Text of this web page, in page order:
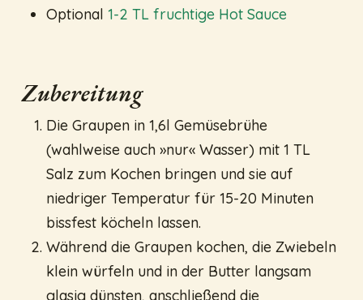
Optional 1-2 TL fruchtige Hot Sauce
Zubereitung
Die Graupen in 1,6l Gemüsebrühe
(wahlweise auch »nur« Wasser) mit 1 TL
Salz zum Kochen bringen und sie auf
niedriger Temperatur für 15-20 Minuten
bissfest köcheln lassen.
Während die Graupen kochen, die Zwiebeln
klein würfeln und in der Butter langsam
glasig dünsten, anschließend die